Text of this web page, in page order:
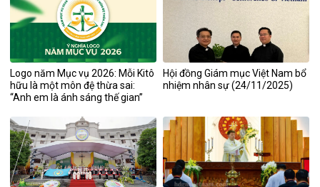
Logo năm Mục vụ 2026: Mỗi Kitô
hữu là một môn đệ thừa sai:
“Anh em là ánh sáng thế gian”
Hội đồng Giám mục Việt Nam bổ
nhiệm nhân sự (24/11/2025)